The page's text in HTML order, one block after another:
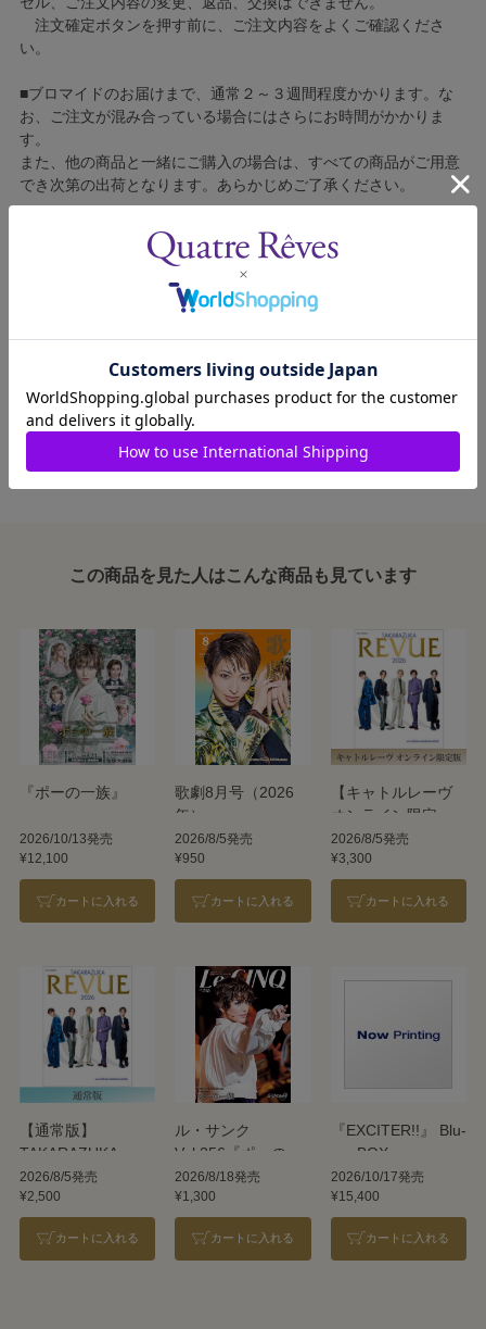
注文確定ボタンを押す前に、ご注文内容をよくご確認くださ
い。
■ブロマイドのお届けまで、通常２～３週間程度かかります。な
お、ご注文が混み合っている場合にはさらにお時間がかかりま
す。
また、他の商品と一緒にご購入の場合は、すべての商品がご用意
でき次第の出荷となります。あらかじめご了承ください。
■コンビニ決済をご利用の場合はご入金確認後の製造となりま
■ブロマイドの個包装はしておりません。
■ブロマイドに不良がございましたら、良品と交換いたしますの
で、お手数ですが弊社カスタマーセンターへご連絡ください。
1608014-012
この商品を見た人はこんな商品も見ています
『ポーの一族』
2026/10/13発売
¥12,100
カートに入れる
歌劇8月号（2026
年）
2026/8/5発売
¥950
カートに入れる
【キャトルレーヴ
オンライン限定
版】TAKARAZUKA
REVUE 2026
2026/8/5発売
¥3,300
カートに入れる
【通常版】
TAKARAZUKA
REVUE 2026
2026/8/5発売
¥2,500
カートに入れる
ル・サンク
Vol.256『ポーの一
族』＜雪組＞
2026/8/18発売
¥1,300
カートに入れる
『EXCITER!!』 Blu-
ray BOX
2026/10/17発売
¥15,400
カートに入れる